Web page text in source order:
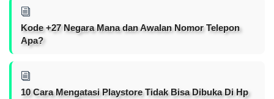
Kode +27 Negara Mana dan Awalan Nomor Telepon
Apa?
10 Cara Mengatasi Playstore Tidak Bisa Dibuka Di Hp